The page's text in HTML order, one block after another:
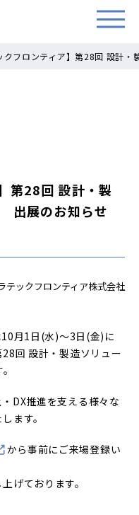
クフロンティア】第28回 設計
第28回 設計・製
出展のお知らせ
テックフロンティア株式会社
月1日(水)～3日(金)に
回 設計・製造ソリュー
DX推進を支える様々な
ます。
から事前にご来場登録い
げております。